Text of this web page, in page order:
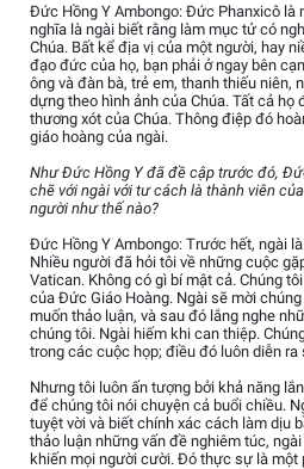
Đức Hồng Y Ambongo: Đức Phanxicô
nghĩa là ngài biết rằng làm mục tử có
Chúa. Bất kể địa vị của một người, hay
đạo đức của họ, bạn phải ở ngay bên
ông và đàn bà, trẻ em, thanh thiếu niên,
dựng theo hình ảnh của Chúa. Tất cả họ
thương xót của Chúa. Thông điệp đó
giáo hoàng của ngài.
Như Đức Hồng Y đã đề cập trước đó,
chẽ với ngài với tư cách là thành viên
người như thế nào?
Đức Hồng Y Ambongo: Trước hết, ngài
Nhiều người đã hỏi tôi về những cuộc
Vatican. Không có gì bí mật cả. Chúng
của Đức Giáo Hoàng. Ngài sẽ mời
muốn thảo luận, và sau đó lắng nghe
chúng tôi. Ngài hiếm khi can thiệp.
trong các cuộc họp; điều đó luôn diễn ra
Nhưng tôi luôn ấn tượng bởi khả năng
để chúng tôi nói chuyện cả buổi chiều.
tuyệt vời và biết chính xác cách làm dịu
thảo luận những vấn đề nghiêm túc,
khiến mọi người cười. Đó thực sự là một